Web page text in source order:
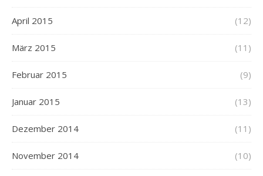
April 2015 (12)
März 2015 (11)
Februar 2015 (9)
Januar 2015 (13)
Dezember 2014 (11)
November 2014 (10)